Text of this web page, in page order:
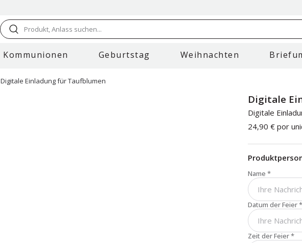
Produkt, Anlass suchen...
Kommunionen Geburtstag Weihnachten
Digitale Einladung für Taufblumen
Digitale
Digitale
24,90 € por
Name *
Datum der Feier*
Zeit der Feier*